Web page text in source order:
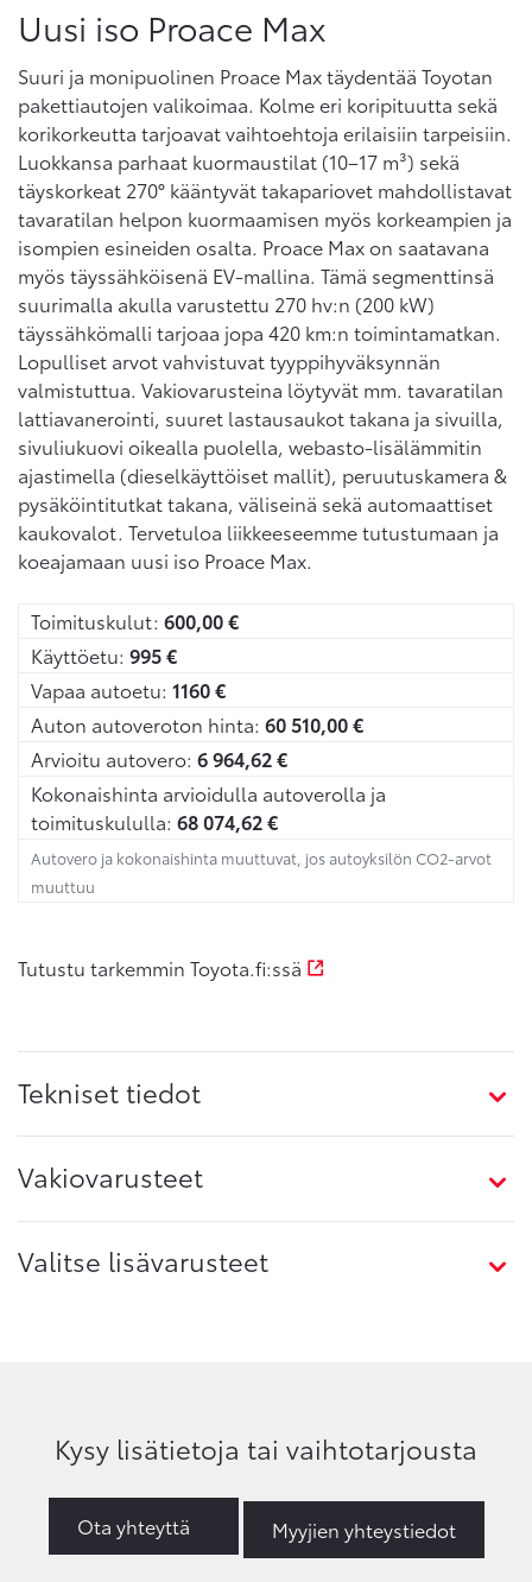
Uusi iso Proace Max
Suuri ja monipuolinen Proace Max täydentää Toyotan
pakettiautojen valikoimaa. Kolme eri koripituutta sekä
korikorkeutta tarjoavat vaihtoehtoja erilaisiin tarpeisiin.
Luokkansa parhaat kuormaustilat (10–17 m³) sekä
täyskorkeat 270° kääntyvät takapariovet mahdollistavat
tavaratilan helpon kuormaamisen myös korkeampien ja
isompien esineiden osalta. Proace Max on saatavana
myös täyssähköisenä EV-mallina. Tämä segmenttinsä
suurimalla akulla varustettu 270 hv:n (200 kW)
täyssähkömalli tarjoaa jopa 420 km:n toimintamatkan.
Lopulliset arvot vahvistuvat tyyppihyväksynnän
valmistuttua. Vakiovarusteina löytyvät mm. tavaratilan
lattiavanerointi, suuret lastausaukot takana ja sivuilla,
sivuliukuovi oikealla puolella, webasto-lisälämmitin
ajastimella (dieselkäyttöiset mallit), peruutuskamera &
pysäköintitutkat takana, väliseinä sekä automaattiset
kaukovalot. Tervetuloa liikkeeseemme tutustumaan ja
koeajamaan uusi iso Proace Max.
Toimituskulut: 600,00€
Käyttöetu: 995€
Vapaa autoetu: 1160€
Auton autoveroton hinta: 60 510,00€
Arvioitu autovero: 6 964,62€
Kokonaishinta arvioidulla autoverolla ja
toimituskululla: 68 074,62€
Autovero ja kokonaishinta muuttuvat, jos autoyksilön CO2-arvot
muuttuu
Tutustu tarkemmin Toyota.fi:ssä
Tekniset tiedot
Vakiovarusteet
Valitse lisävarusteet
Kysy lisätietoja tai vaihtotarjousta
Ota yhteyttä Myyjien yhteystiedot